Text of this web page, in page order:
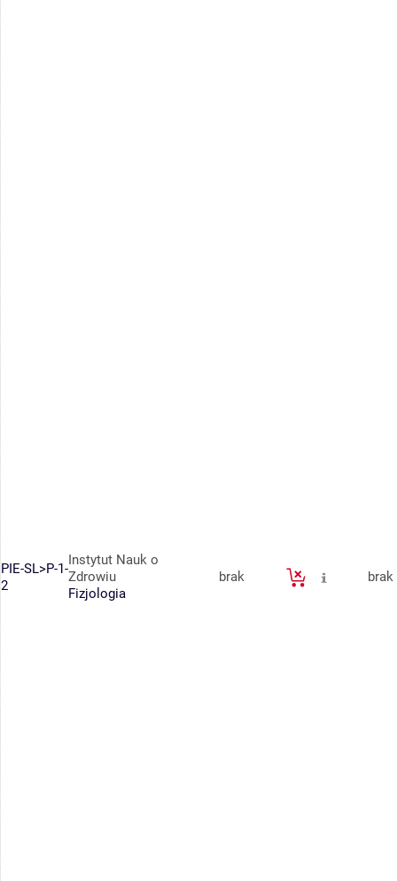
PIE-SL>P-1-
2
Instytut Nauk o
Zdrowiu
Fizjologia
brak brak